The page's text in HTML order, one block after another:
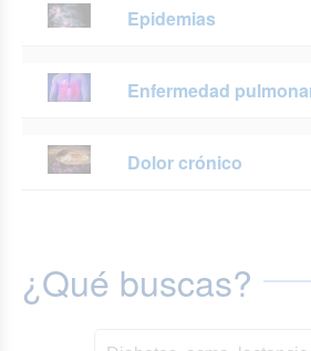
Epidemias
Enfermedad
Dolor crónico
¿Qué buscas?